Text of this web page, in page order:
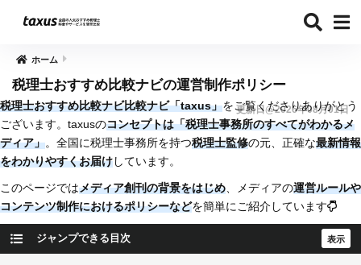
ホーム
税理士おすすめ比較ナビの運営制作ポリシー
更新日@2026年08月01日
税理士おすすめ比較ナビ比較ナビ「taxus」をご覧くださりありがとう
ございます。taxusのコンセプトは「税理士事務所のすべてがわかるメ
ディア」。全国に税理士事務所を持つ税理士監修の元、正確な最新情報
をわかりやすくお届けしています。
このページではメディア創刊の背景をはじめ 、メディアの運営ルールや
コンテンツ制作におけるポリシーなどを簡単にご紹介しています
ジャンプできる目次